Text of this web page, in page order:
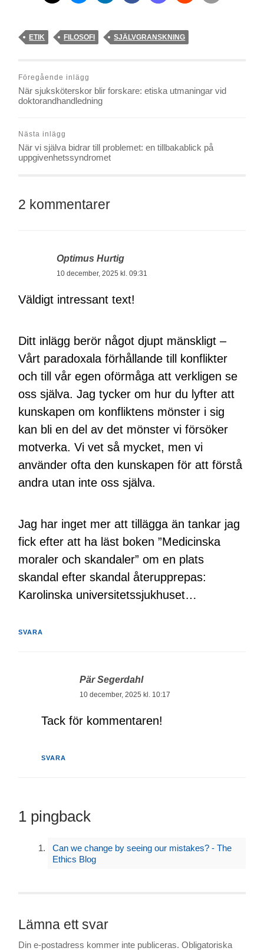
ETIK FILOSOFI SJÄLVGRANSKNING
Föregående inlägg
När sjuksköterskor blir forskare: etiska utmaningar vid
doktorandhandledning
Nästa inlägg
När vi själva bidrar till problemet: en tillbakablick på
uppgivenhetssyndromet
2 kommentarer
Optimus Hurtig
10 december, 2025 kl. 09:31
Väldigt intressant text!
Ditt inlägg berör något djupt mänskligt –
Vårt paradoxala förhållande till konflikter
och till vår egen oförmåga att verkligen se
oss själva. Jag tycker om hur du lyfter att
kunskapen om konfliktens mönster i sig
kan bli en del av det mönster vi försöker
motverka. Vi vet så mycket, men vi
använder ofta den kunskapen för att förstå
andra utan inte oss själva.
Jag har inget mer att tillägga än tankar jag
fick efter att ha läst boken ”Medicinska
moraler och skandaler” om en plats
skandal efter skandal återupprepas:
Karolinska universitetssjukhuset…
SVARA
Pär Segerdahl
10 december, 2025 kl. 10:17
Tack för kommentaren!
SVARA
1 pingback
Can we change by seeing our mistakes? - The
Ethics Blog
Lämna ett svar
Din e-postadress kommer inte publiceras. Obligatoriska